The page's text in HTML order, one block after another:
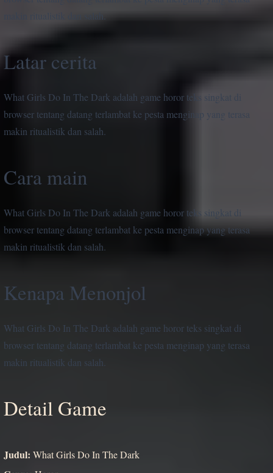
makin ritualistik dan salah.
Latar cerita
What Girls Do In The Dark adalah game horor teks singkat di
browser tentang datang terlambat ke pesta menginap yang terasa
makin ritualistik dan salah.
Cara main
What Girls Do In The Dark adalah game horor teks singkat di
browser tentang datang terlambat ke pesta menginap yang terasa
makin ritualistik dan salah.
Kenapa Menonjol
What Girls Do In The Dark adalah game horor teks singkat di
browser tentang datang terlambat ke pesta menginap yang terasa
makin ritualistik dan salah.
Detail Game
Judul: What Girls Do In The Dark